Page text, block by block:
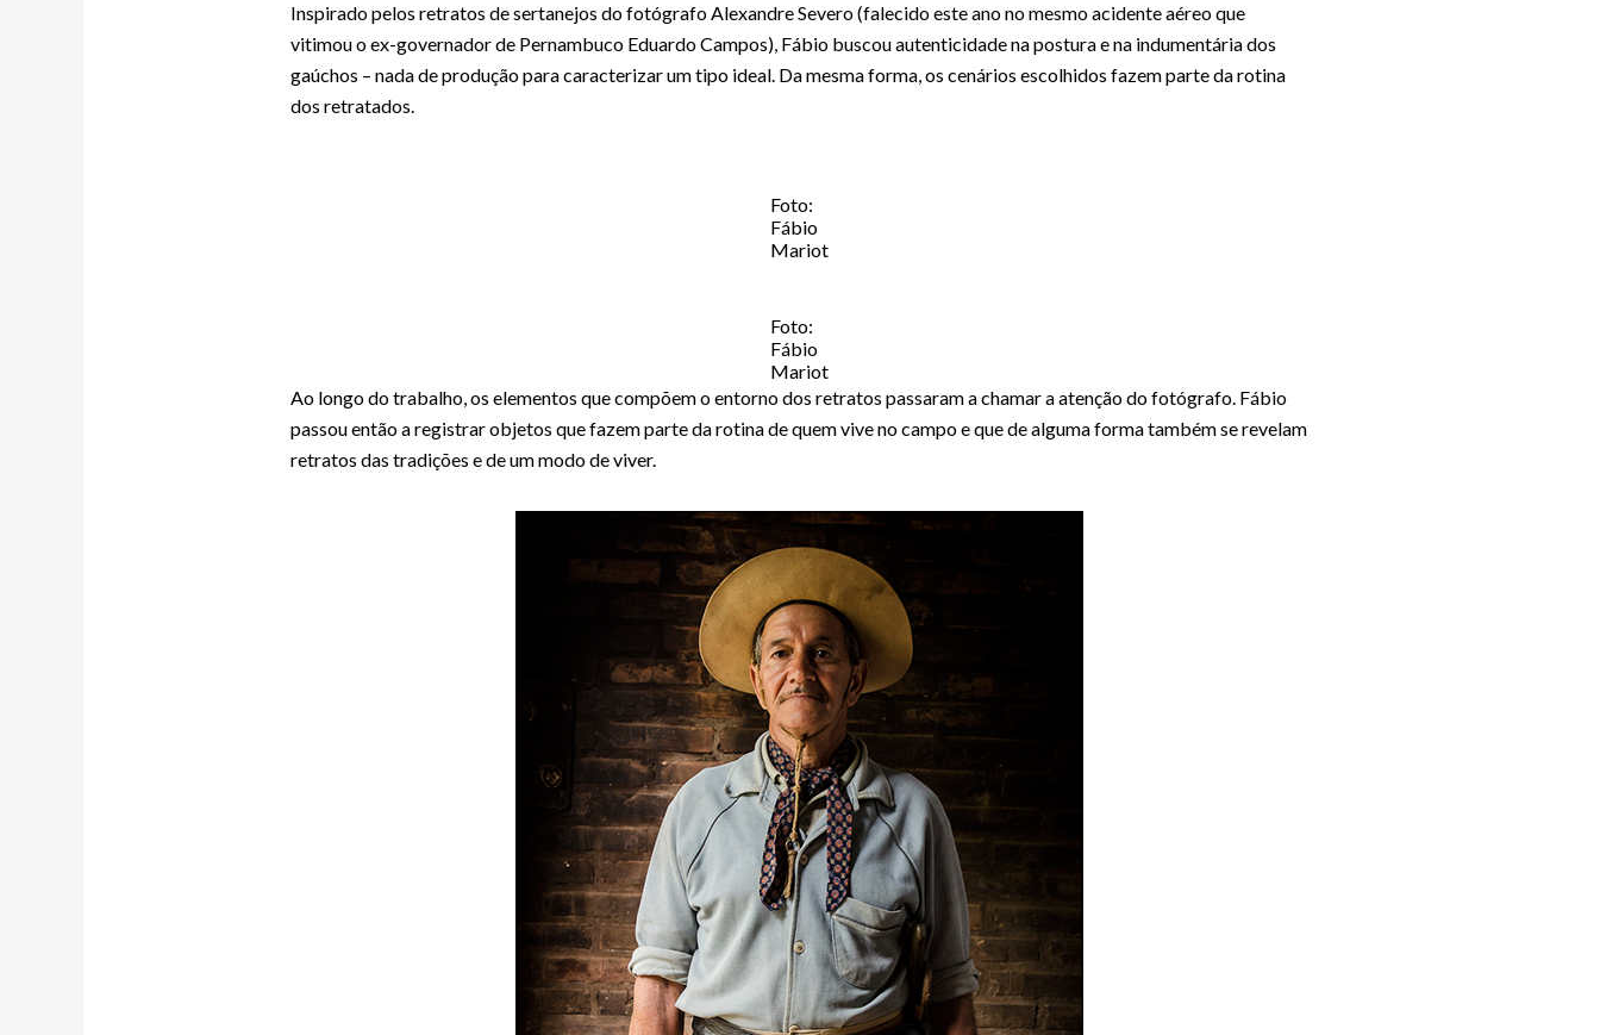
Inspirado pelos retratos de sertanejos do fotógrafo Alexandre Severo (falecido este ano no mesmo acidente aéreo que
vitimou o ex-governador de Pernambuco Eduardo Campos), Fábio buscou autenticidade na postura e na indumentária dos
gaúchos – nada de produção para caracterizar um tipo ideal. Da mesma forma, os cenários escolhidos fazem parte da rotina
dos retratados.
Foto:
Fábio
Mariot
Foto:
Fábio
Mariot
Ao longo do trabalho, os elementos que compõem o entorno dos retratos passaram a chamar a atenção do fotógrafo. Fábio
passou então a registrar objetos que fazem parte da rotina de quem vive no campo e que de alguma forma também se revelam
retratos das tradições e de um modo de viver.